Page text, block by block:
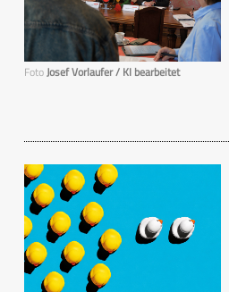
FotoJosef Vorlaufer / KI bearbeitet